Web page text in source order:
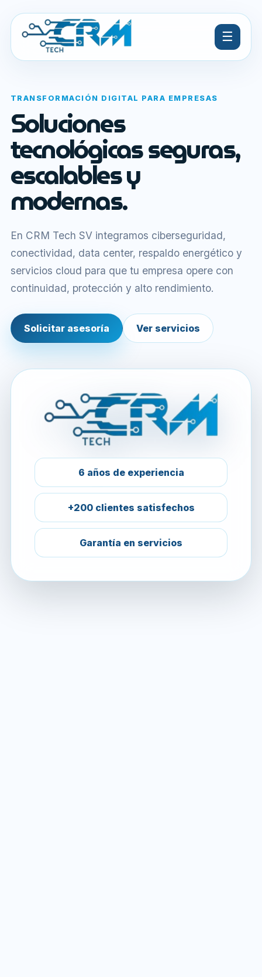
☰
TRANSFORMACIÓN DIGITAL PARA EMPRESAS
Soluciones
tecnológicas seguras,
escalables y
modernas.
En CRM Tech SV integramos ciberseguridad,
conectividad, data center, respaldo energético y
servicios cloud para que tu empresa opere con
continuidad, protección y alto rendimiento.
Solicitar asesoría Ver servicios
6 años de experiencia
+200 clientes satisfechos
Garantía en servicios